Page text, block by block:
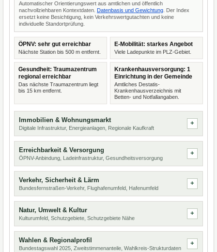
Automatischer Orientierungswert aus amtlichen und öffentlich
nachvollziehbaren Kontextdaten. Datenbasis und Gewichtung . Der Index
ersetzt keine Besichtigung, kein Verkehrswertgutachten und keine
individuelle Standortprüfung.
ÖPNV: sehr gut erreichbar
Nächste Station bis 500 m entfernt.
E-Mobilität: starkes Angebot
Viele Ladepunkte im PLZ-Gebiet.
Gesundheit: Traumazentrum
regional erreichbar
Das nächste Traumazentrum liegt
bis 15 km entfernt.
Krankenhausversorgung: 1
Einrichtung in der Gemeinde
Amtliches Destatis-
Krankenhausverzeichnis mit
Betten- und Notfallangaben.
Immobilien & Wohnungsmarkt
Digitale Infrastruktur, Energieanlagen, Regionale Kaufkraft
Erreichbarkeit & Versorgung
ÖPNV-Anbindung, Ladeinfrastruktur, Gesundheitsversorgung
Verkehr, Sicherheit & Lärm
Bundesfernstraßen-Verkehr, Flughafenumfeld, Hafenumfeld
Natur, Umwelt & Kultur
Kulturumfeld, Schutzgebiete, Schutzgebiete Nähe
Wahlen & Regionalprofil
Bundestagswahl 2025, Zweitstimmenanteile, Wahlkreis-Strukturdaten